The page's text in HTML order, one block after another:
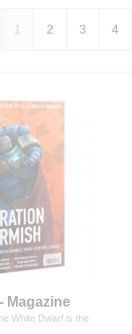
1 2 3 4
Magazine
White Dwarf is the